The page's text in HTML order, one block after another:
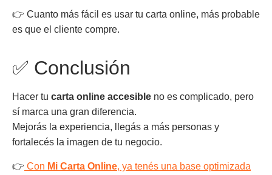
👉 Cuanto más fácil es usar tu carta online, más probable
es que el cliente compre.
✅ Conclusión
Hacer tu carta online accesible no es complicado, pero
sí marca una gran diferencia.
Mejorás la experiencia, llegás a más personas y
fortalecés la imagen de tu negocio.
👉 Con Mi Carta Online, ya tenés una base optimizada